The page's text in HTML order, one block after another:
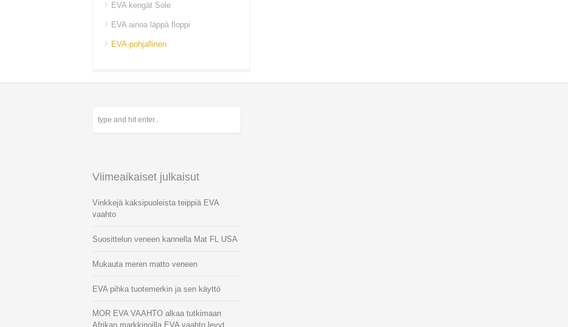
EVA kengät Sole
EVA ainoa läppä floppi
EVA-pohjallinen
Viimeaikaiset julkaisut
Vinkkejä kaksipuoleista teippiä EVA
vaahto
Suosittelun veneen kannella Mat FL USA
Mukauta meren matto veneen
EVA pihka tuotemerkin ja sen käyttö
MOR EVA VAAHTO alkaa tutkimaan
Afrikan markkinoilla EVA vaahto levyt